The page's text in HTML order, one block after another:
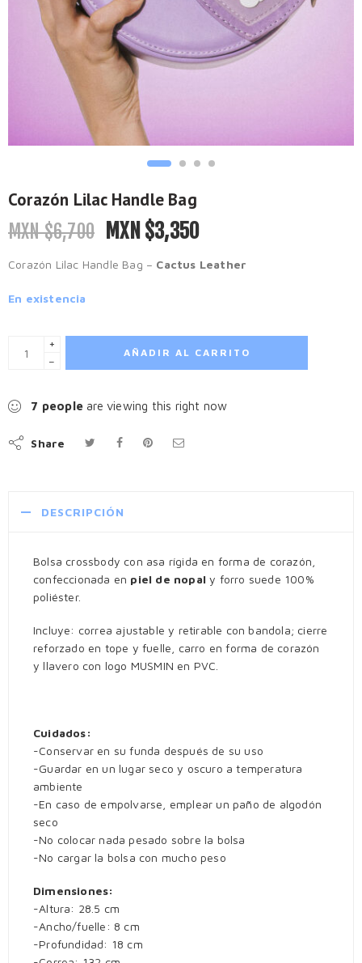
Corazón Lilac Handle Bag
MXN $6,700 MXN $3,350
Corazón Lilac Handle Bag – Cactus Leather
En existencia
+
−
AÑADIR AL CARRITO
7 people are viewing this right now
Share
DESCRIPCIÓN
Bolsa crossbody con asa rígida en forma de corazón,
confeccionada en piel de nopal y forro suede 100%
poliéster.
Incluye: correa ajustable y retirable con bandola; cierre
reforzado en tope y fuelle, carro en forma de corazón
y llavero con logo MUSMIN en PVC.
Cuidados:
-Conservar en su funda después de su uso
-Guardar en un lugar seco y oscuro a temperatura
ambiente
-En caso de empolvarse, emplear un paño de algodón
seco
-No colocar nada pesado sobre la bolsa
-No cargar la bolsa con mucho peso
Dimensiones:
-Altura: 28.5 cm
-Ancho/fuelle: 8 cm
-Profundidad: 18 cm